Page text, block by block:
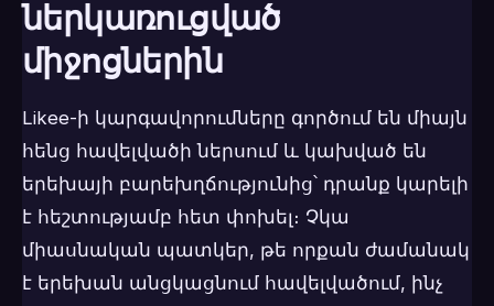
ներկառուցված
միջոցներին
Likee-ի կարգավորումները գործում են միայն
հենց հավելվածի ներսում և կախված են
երեխայի բարեխղճությունից՝ դրանք կարելի
է հեշտությամբ հետ փոխել։ Չկա
միասնական պատկեր, թե որքան ժամանակ
է երեխան անցկացնում հավելվածում, ինչ